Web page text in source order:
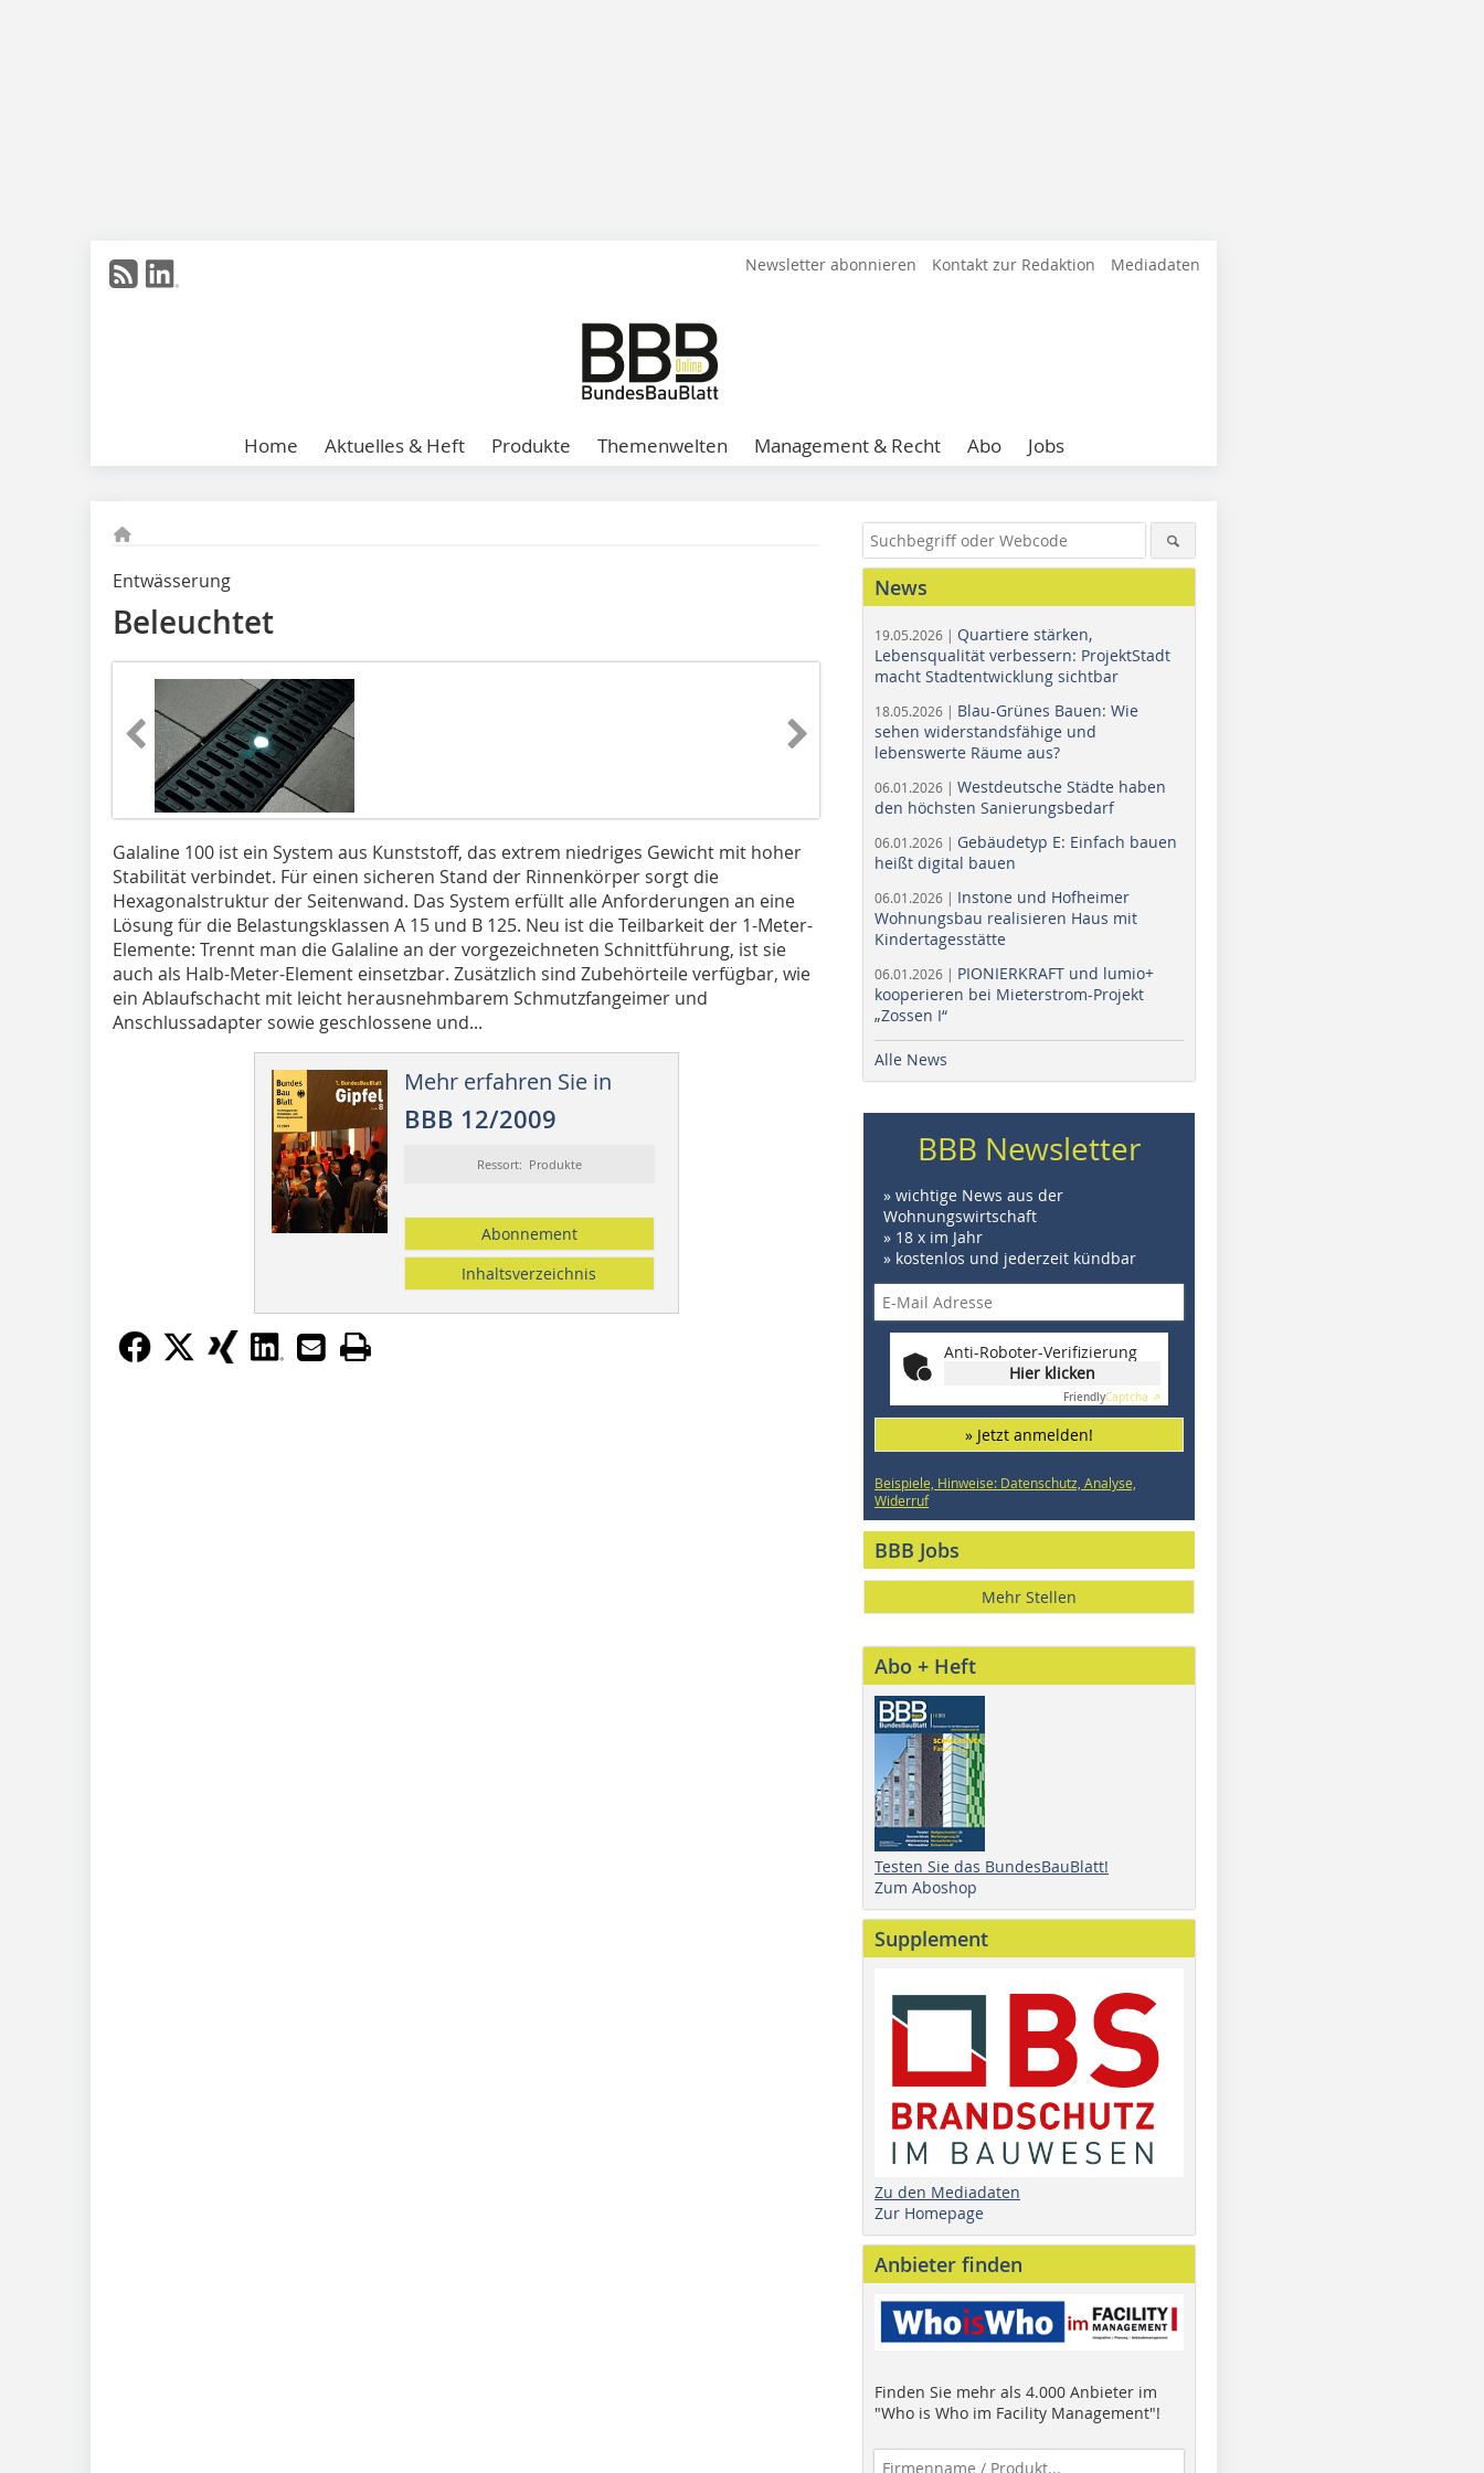
Newsletter abonnieren Kontakt zur Redaktion Mediadaten
Home Aktuelles & Heft Produkte Themenwelten Management & Recht Abo Jobs
Entwässerung
Beleuchtet
Galaline 100 ist ein System aus Kunststoff, das extrem niedriges Gewicht mit hoher
Stabilität verbindet. Für einen sicheren Stand der Rinnenkörper sorgt die
Hexagonalstruktur der Seitenwand. Das System erfüllt alle Anforderungen an eine
Lösung für die Belastungsklassen A 15 und B 125. Neu ist die Teilbarkeit der 1-Meter-
Elemente: Trennt man die Galaline an der vorgezeichneten Schnittführung, ist sie
auch als Halb-Meter-Element einsetzbar. Zusätzlich sind Zubehörteile verfügbar, wie
ein Ab­­laufschacht mit leicht herausnehmbarem Schmutzfangeimer und
Anschlussadapter sowie geschlossene und...
Mehr erfahren Sie in
BBB 12/2009
Ressort: Produkte
Abonnement
Inhaltsverzeichnis
News
19.05.2026 | Quartiere stärken,
Lebensqualität verbessern: ProjektStadt
macht Stadtentwicklung sichtbar
18.05.2026 | Blau-Grünes Bauen: Wie
sehen widerstandsfähige und
lebenswerte Räume aus?
06.01.2026 | Westdeutsche Städte haben
den höchsten Sanierungsbedarf
06.01.2026 | Gebäudetyp E: Einfach bauen
heißt digital bauen
06.01.2026 | Instone und Hofheimer
Wohnungsbau realisieren Haus mit
Kindertagesstätte
06.01.2026 | PIONIERKRAFT und lumio+
kooperieren bei Mieterstrom-Projekt
„Zossen I“
Alle News
BBB Newsletter
» wichtige News aus der
Wohnungswirtschaft
» 18 x im Jahr
» kostenlos und jederzeit kündbar
Anti-Roboter-Verifizierung
Hier klicken
FriendlyCaptcha ⇗
» Jetzt anmelden!
Beispiele, Hinweise: Datenschutz, Analyse,
Widerruf
BBB Jobs
Mehr Stellen
Abo + Heft
Testen Sie das BundesBauBlatt!
Zum Aboshop
Supplement
Zu den Mediadaten
Zur Homepage
Anbieter finden
Finden Sie mehr als 4.000 Anbieter im
"Who is Who im Facility Management"!